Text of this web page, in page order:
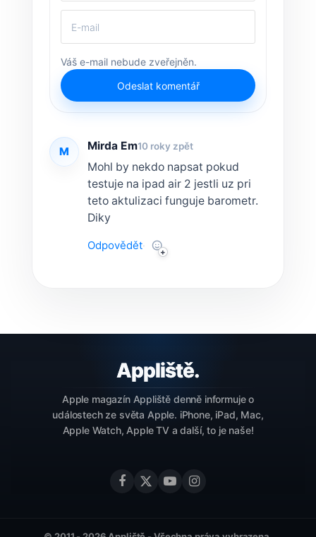
Váš e-mail nebude zveřejněn.
Odeslat komentář
M Mirda Em10 roky zpět
Mohl by nekdo napsat pokud
testuje na ipad air 2 jestli uz pri
teto aktulizaci funguje barometr.
Diky
Odpovědět·
Apple magazín Appliště denně informuje o
událostech ze světa Apple. iPhone, iPad, Mac,
Apple Watch, Apple TV a další, to je naše!